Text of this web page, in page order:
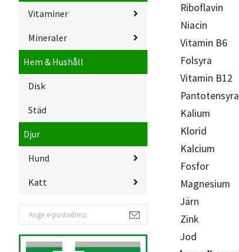
Vitaminer
Mineraler
Hem & Hushåll
Disk
Städ
Djur
Hund
Katt
Riboflavin
Niacin
Vitamin B6
Folsyra
Vitamin B12
Pantotensyra
Kalium
Klorid
Kalcium
Fosfor
Magnesium
Järn
Zink
Jod